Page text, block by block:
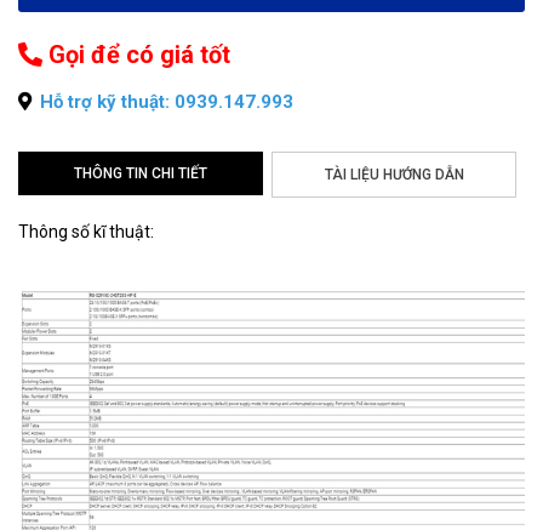
Gọi để có giá tốt
Hỗ trợ kỹ thuật: 0939.147.993
THÔNG TIN CHI TIẾT TÀI LIỆU HƯỚNG DẪN
Thông số kĩ thuật: